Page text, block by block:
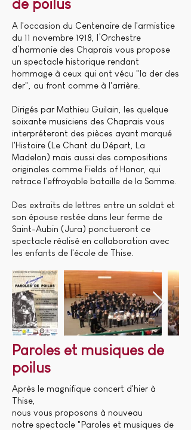
de poilus
A l'occasion du Centenaire de l'armistice
du 11 novembre 1918, l’Orchestre
d’harmonie des Chaprais vous propose
un spectacle historique rendant
hommage à ceux qui ont vécu "la der des
der", au front comme à l'arrière.
Dirigés par Mathieu Guilain, les quelque
soixante musiciens des Chaprais vous
interpréteront des pièces ayant marqué
l'Histoire (Le Chant du Départ, La
Madelon) mais aussi des compositions
originales comme Fields of Honor, qui
retrace l'effroyable bataille de la Somme.
Des extraits de lettres entre un soldat et
son épouse restée dans leur ferme de
Saint-Aubin (Jura) ponctueront ce
spectacle réalisé en collaboration avec
les enfants de l'école de Thise.
Paroles et musiques de
poilus
Après le magnifique concert d'hier à
Thise,
nous vous proposons à nouveau
notre spectacle "Paroles et musiques de